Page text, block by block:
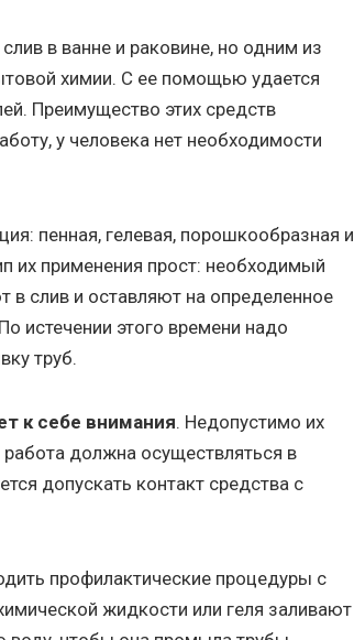
в ванне и раковине, но одним из
химии. С ее помощью удается
Преимущество этих средств
у человека нет необходимости
пенная, гелевая, порошкообразная и
их применения прост: необходимый
слив и оставляют на определенное
истечении этого времени надо
труб.
к себе внимания. Недопустимо их
должна осуществляться в
допускать контакт средства с
профилактические процедуры с
жидкости или геля заливают